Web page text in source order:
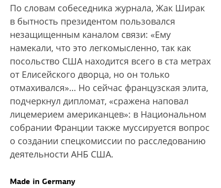
По словам собеседника журнала, Жак Ширак
в бытность президентом пользовался
незащищенным каналом связи: «Ему
намекали, что это легкомысленно, так как
посольство США находится всего в ста метрах
от Елисейского дворца, но он только
отмахивался»… Но сейчас французская элита,
подчеркнул дипломат, «сражена наповал
лицемерием американцев»: в Национальном
собрании Франции также муссируется вопрос
о создании спецкомиссии по расследованию
деятельности АНБ США.
Made in Germany